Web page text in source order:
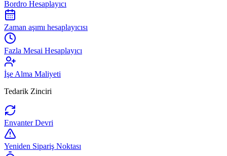
Bordro Hesaplayıcı
Zaman aşımı hesaplayıcısı
Fazla Mesai Hesaplayıcı
İşe Alma Maliyeti
Tedarik Zinciri
Envanter Devri
Yeniden Sipariş Noktası